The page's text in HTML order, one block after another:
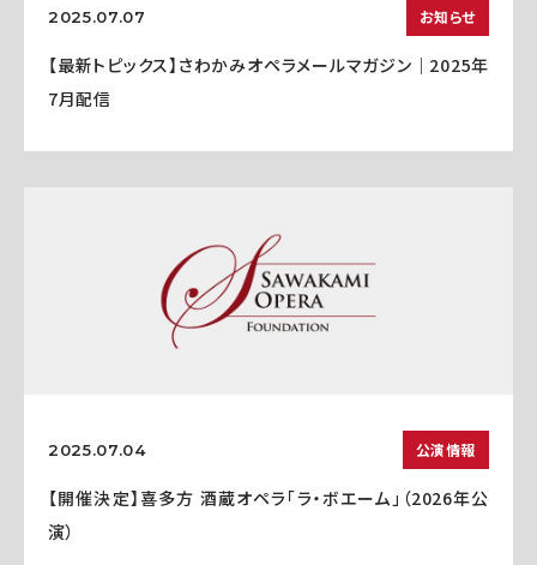
2025.07.07 お知らせ
【最新トピックス】さわかみオペラメールマガジン｜2025年
7月配信
2025.07.04 公演情報
【開催決定】喜多方 酒蔵オペラ「ラ・ボエーム」（2026年公
演）